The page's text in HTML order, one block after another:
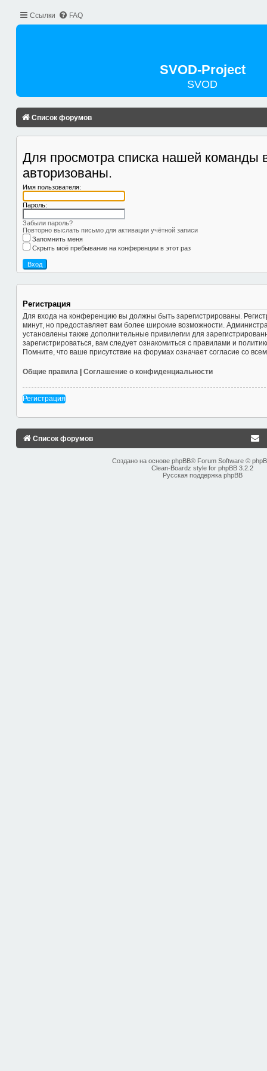
Ссылки FAQ
SVOD-Project
SVOD
Список форумов
Для просмотра списка нашей
авторизованы.
Имя пользователя:
Пароль:
Забыли пароль?
Повторно выслать письмо для активации учётной записи
Запомнить меня
Скрыть моё пребывание на конференции в этот раз
Регистрация
Для входа на конференцию вы должны быть зарегистрированы.
минут, но предоставляет вам более широкие возможности.
установлены также дополнительные привилегии для
зарегистрироваться, вам следует ознакомиться с правилами и
Помните, что ваше присутствие на форумах означает согласие со
Общие правила Соглашение о конфиденциальности
Регистрация
Список форумов
Создано на основе phpBB® Forum Software ©
Clean-Boardz style for phpBB 3.2.2
Русская поддержка phpBB